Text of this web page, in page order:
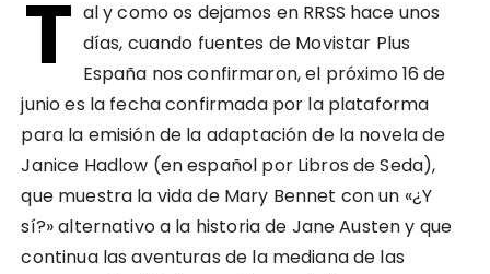
T al y como os dejamos en RRSS hace unos
días, cuando fuentes de Movistar Plus
España nos confirmaron, el próximo 16 de
junio es la fecha confirmada por la plataforma
para la emisión de la adaptación de la novela de
Janice Hadlow (en español por Libros de Seda),
que muestra la vida de Mary Bennet con un «¿Y
sí?» alternativo a la historia de Jane Austen y que
continua las aventuras de la mediana de las